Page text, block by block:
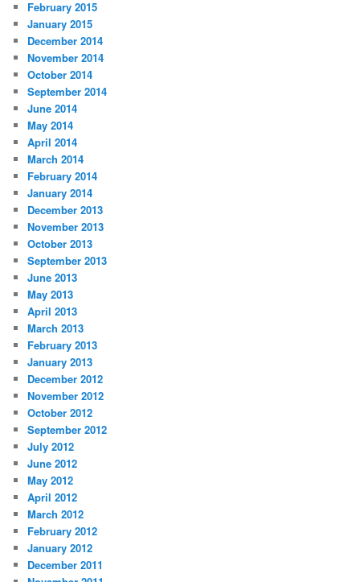
February 2015
January 2015
December 2014
November 2014
October 2014
September 2014
June 2014
May 2014
April 2014
March 2014
February 2014
January 2014
December 2013
November 2013
October 2013
September 2013
June 2013
May 2013
April 2013
March 2013
February 2013
January 2013
December 2012
November 2012
October 2012
September 2012
July 2012
June 2012
May 2012
April 2012
March 2012
February 2012
January 2012
December 2011